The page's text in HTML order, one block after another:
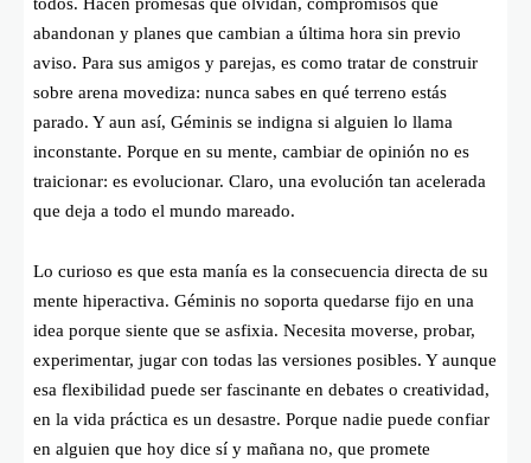
abandonan y planes que cambian a última hora sin previo
aviso. Para sus amigos y parejas, es como tratar de construir
sobre arena movediza: nunca sabes en qué terreno estás
parado. Y aun así, Géminis se indigna si alguien lo llama
inconstante. Porque en su mente, cambiar de opinión no es
traicionar: es evolucionar. Claro, una evolución tan acelerada
que deja a todo el mundo mareado.
Lo curioso es que esta manía es la consecuencia directa de su
mente hiperactiva. Géminis no soporta quedarse fijo en una
idea porque siente que se asfixia. Necesita moverse, probar,
experimentar, jugar con todas las versiones posibles. Y aunque
esa flexibilidad puede ser fascinante en debates o creatividad,
en la vida práctica es un desastre. Porque nadie puede confiar
en alguien que hoy dice sí y mañana no, que promete